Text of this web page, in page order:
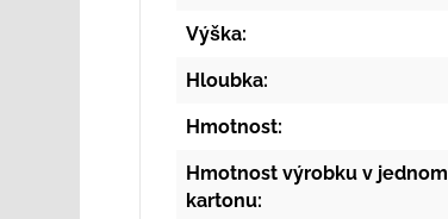
Výška:
Hloubka:
Hmotnost:
Hmotnost výrobku v jednom
kartonu: